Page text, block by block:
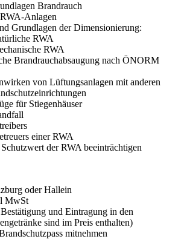
Brandrauch
Anlagen
Grundlagen der Dimensionierung:
RWA
RWA
Brandrauchabsaugung nach ÖNORM
von Lüftungsanlagen mit anderen
für Stiegenhäuser
einer RWA
der RWA beeinträchtigen
oder Hallein
MwSt
und Eintragung in den
sind im Preis enthalten)
mitnehmen